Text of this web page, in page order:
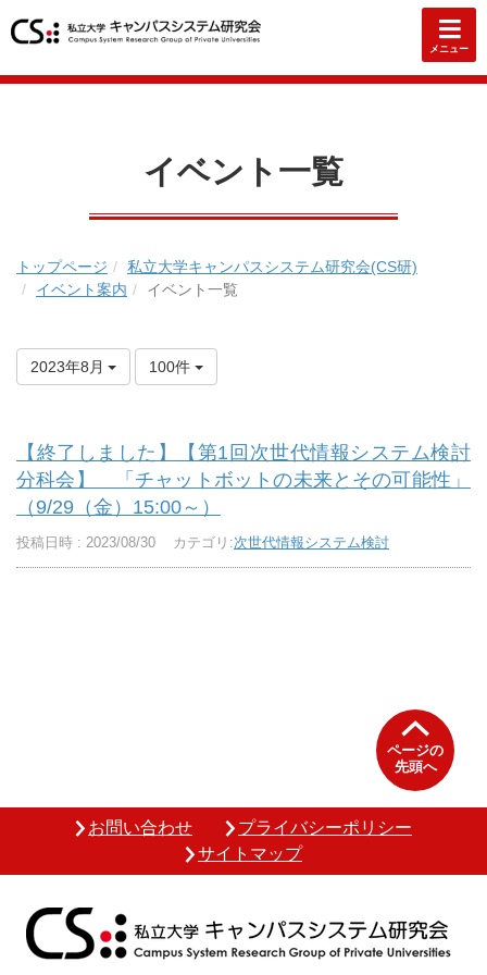
メニュー
イベント一覧
トップページ
私立大学キャンパスシステム研究会(CS研)
イベント案内
イベント一覧
2023年8月 100件
【終了しました】【第1回次世代情報システム検討
分科会】 「チャットボットの未来とその可能性」
（9/29（金）15:00～）
投稿日時 : 2023/08/30 カテゴリ:次世代情報システム検討
ページの
先頭へ
お問い合わせ
プライバシーポリシー
サイトマップ